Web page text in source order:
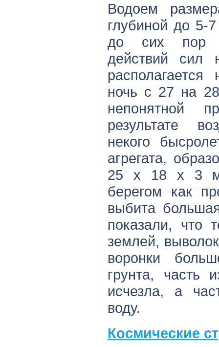
Водоем
глубиной до 5-
до сих пор
действий сил
ночь с 27 на
непонятной
результате
некого
агрегата,
25 х 18 х 3
берегом как
выбита
показали, что
землей,
воронки
грунта, часть
исчезла, а
воду.
Космические